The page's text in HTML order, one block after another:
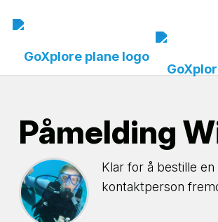
Påmelding
Klar for å bestille
kontaktperson